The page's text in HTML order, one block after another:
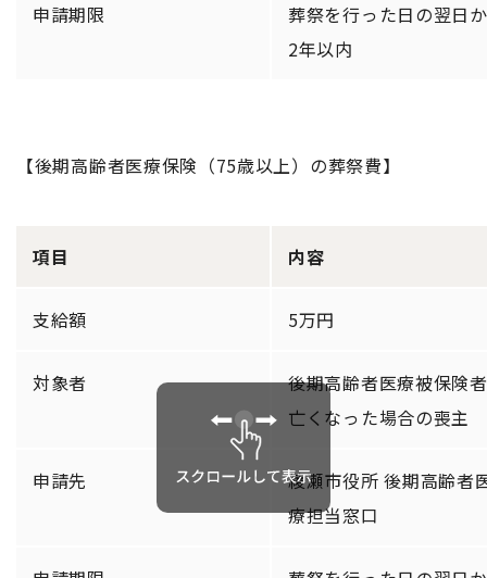
申請期限
葬祭を行った日の翌日
2年以内
【後期高齢者医療保険（75歳以上）の葬祭費】
項目 内容
支給額 5万円
対象者
後期高齢者医療被保険
亡くなった場合の喪主
申請先
綾瀬市役所 後期高齢者
療担当窓口